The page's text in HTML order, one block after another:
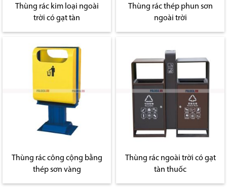
Thùng rác kim loại ngoài
trời có gạt tàn
Thùng rác thép phun sơn
ngoài trời
Thùng rác công cộng bằng
thép sơn vàng
Thùng rác ngoài trời có gạt
tàn thuốc